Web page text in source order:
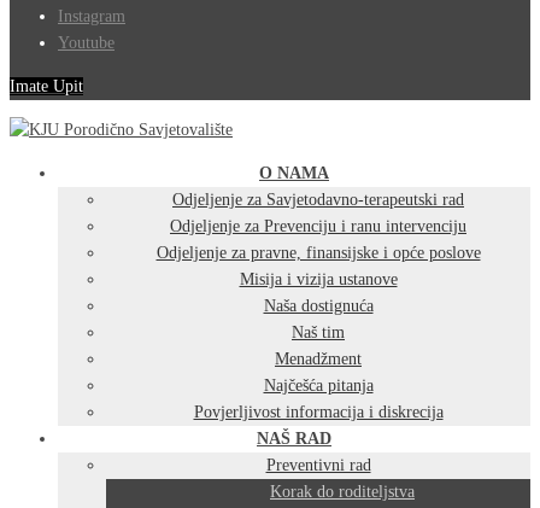
Instagram
Youtube
Imate Upit
O NAMA
Odjeljenje za Savjetodavno-terapeutski rad
Odjeljenje za Prevenciju i ranu intervenciju
Odjeljenje za pravne, finansijske i opće poslove
Misija i vizija ustanove
Naša dostignuća
Naš tim
Menadžment
Najčešća pitanja
Povjerljivost informacija i diskrecija
NAŠ RAD
Preventivni rad
Korak do roditeljstva